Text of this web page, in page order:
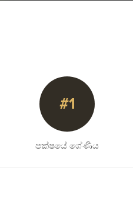
#1
පක්ෂයේ ශේණිය